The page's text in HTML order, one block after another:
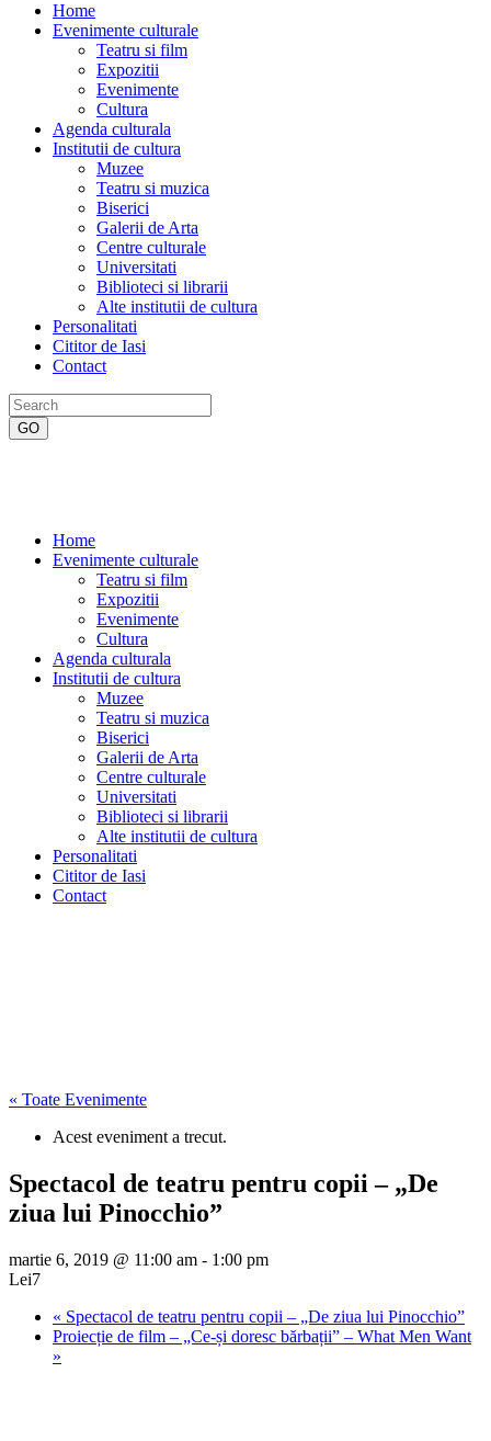
Home
Evenimente culturale
Teatru si film
Expozitii
Evenimente
Cultura
Agenda culturala
Institutii de cultura
Muzee
Teatru si muzica
Biserici
Galerii de Arta
Centre culturale
Universitati
Biblioteci si librarii
Alte institutii de cultura
Personalitati
Cititor de Iasi
Contact
Home
Evenimente culturale
Teatru si film
Expozitii
Evenimente
Cultura
Agenda culturala
Institutii de cultura
Muzee
Teatru si muzica
Biserici
Galerii de Arta
Centre culturale
Universitati
Biblioteci si librarii
Alte institutii de cultura
Personalitati
Cititor de Iasi
Contact
« Toate Evenimente
Acest eveniment a trecut.
Spectacol de teatru pentru copii – „De
ziua lui Pinocchio”
martie 6, 2019 @ 11:00 am - 1:00 pm
Lei7
« Spectacol de teatru pentru copii – „De ziua lui Pinocchio”
Proiecție de film – „Ce-și doresc bărbații” – What Men Want
»